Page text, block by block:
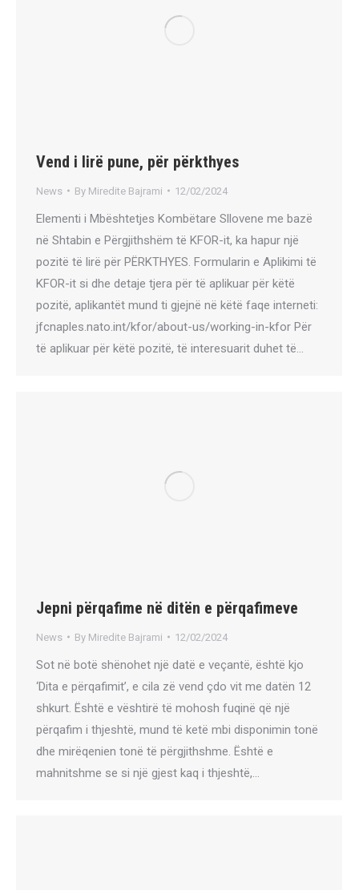
Vend i lirë pune, për përkthyes
News By Miredite Bajrami 12/02/2024
Elementi i Mbështetjes Kombëtare Sllovene me bazë
në Shtabin e Përgjithshëm të KFOR-it, ka hapur një
pozitë të lirë për PËRKTHYES. Formularin e Aplikimi të
KFOR-it si dhe detaje tjera për të aplikuar për këtë
pozitë, aplikantët mund ti gjejnë në këtë faqe interneti:
jfcnaples.nato.int/kfor/about-us/working-in-kfor Për
të aplikuar për këtë pozitë, të interesuarit duhet të…
Jepni përqafime në ditën e përqafimeve
News By Miredite Bajrami 12/02/2024
Sot në botë shënohet një datë e veçantë, është kjo
‘Dita e përqafimit’, e cila zë vend çdo vit me datën 12
shkurt. Është e vështirë të mohosh fuqinë që një
përqafim i thjeshtë, mund të ketë mbi disponimin tonë
dhe mirëqenien tonë të përgjithshme. Është e
mahnitshme se si një gjest kaq i thjeshtë,…